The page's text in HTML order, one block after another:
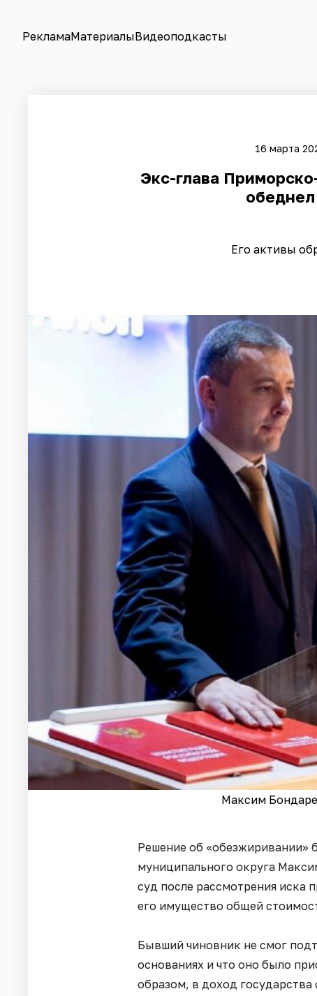
РекламаМатериалыВидеоподкасты
16 марта
Экс-глава
Его активы
Максим
Решение об «обезжиривании»
муниципального округа
суд после рассмотрения иска
его имущество общей
Бывший чиновник не смог
основаниях и что оно было
образом, в доход